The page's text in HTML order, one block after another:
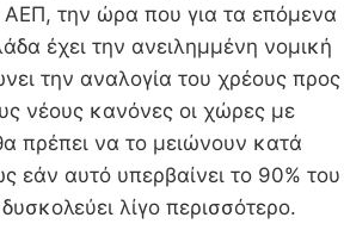
ΑΕΠ, την ώρα που για τα επόμενα
έχει την ανειλημμένη νομική
την αναλογία του χρέους προς
νέους κανόνες οι χώρες με
πρέπει να το μειώνουν κατά
εάν αυτό υπερβαίνει το 90% του
λίγο περισσότερο.